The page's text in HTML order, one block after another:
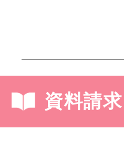
資料請求
会年間予定」